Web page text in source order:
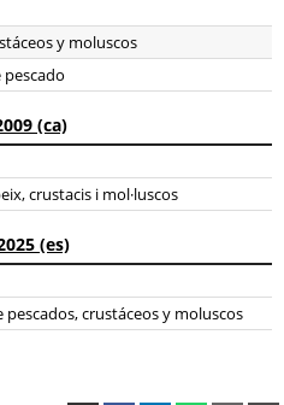
y moluscos
pescado
(ca)
crustacis i mol·luscos
(es)
crustáceos y moluscos